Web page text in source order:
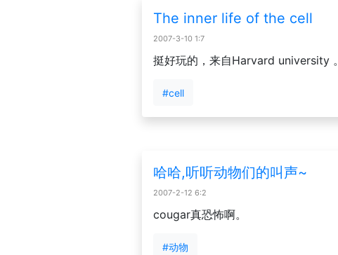
The inner life of the cell
2007-3-10 1:7
挺好玩的，来自Harvard university 。
#cell
哈哈,听听动物们的叫声~
2007-2-12 6:2
cougar真恐怖啊。
#动物